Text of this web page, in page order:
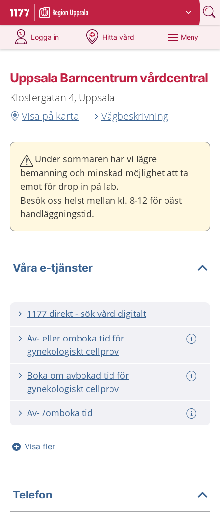
Till startsidan för 1177
Du har valt region
Logga in
på 1177.se
Hitta vård
på 1177.se
Meny
Uppsala Barncentrum vårdcentral
Klostergatan 4, Uppsala
Visa på karta
Vägbeskrivning
Under sommaren har vi lägre
bemanning och minskad möjlighet att ta
emot för drop in på lab.
Besök oss helst mellan kl. 8-12 för bäst
handläggningstid.
Våra e-tjänster
1177 direkt - sök vård digitalt
Av- eller omboka tid för
gynekologiskt cellprov
Boka om avbokad tid för
gynekologiskt cellprov
Av- /omboka tid
Visa fler
Telefon